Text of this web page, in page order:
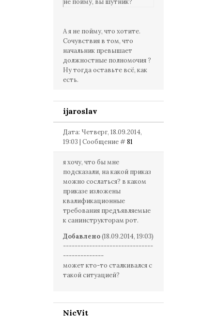
не пойму, вы шутник?
А я не пойму, что хотите.
Сочувствия в том, что
начальник превышает
должностные полномочия ?
Ну тогда оставьте всё, как
есть.
ijaroslav
Дата: Четверг, 18.09.2014,
19:03 | Сообщение #81
я хочу, что бы мне
подсказали, на какой приказ
можно сослаться? в каком
приказе изложены
квалификационные
требования предъявляемые
к санинструкторам рот.
Добавлено(18.09.2014, 19:03)
-------------------------------
--------------
может кто-то сталкивался с
такой ситуацией?
NicVit